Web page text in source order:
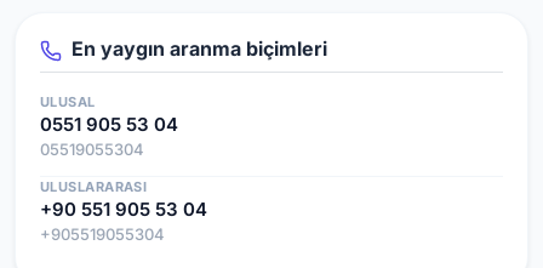
En yaygın aranma biçimleri
ULUSAL
0551 905 53 04
05519055304
ULUSLARARASI
+90 551 905 53 04
+905519055304